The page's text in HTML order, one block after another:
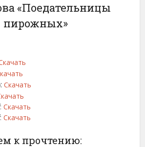
«Поедательницы
пирожных»
:Скачать
:Скачать
:Скачать
к прочтению: